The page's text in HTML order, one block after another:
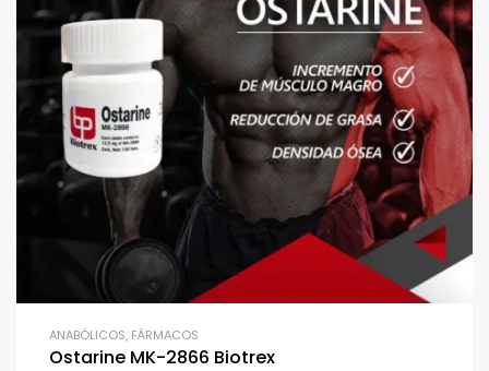
ANABÓLICOS, FÁRMACOS
Ostarine MK-2866 Biotrex